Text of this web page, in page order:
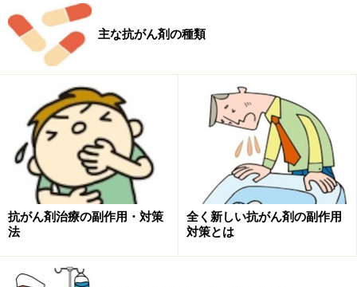
一口に抗がん剤と言っても、種類は様々。抗がん剤治療
と言われても、普通の薬と違いはあるのか、副作用は大
丈夫か、気になることが多いと思います。
簡単に言うと、抗がん剤はがん細胞を死滅させる薬。細
胞を死滅させるのも色々なやり方がありますが、作用の
メカニズムや目的から大きく3つに分類できます。
主な抗がん剤の種類
抗がん剤治療の副作用・対策
法
全く新しい抗がん剤の副作用
対策とは